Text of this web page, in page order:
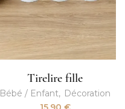
Tirelire fille
Bébé / Enfant
Décoration